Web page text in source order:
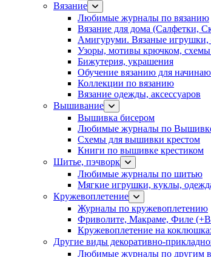
Вязание
Любимые журналы по вязанию
Вязание для дома (Салфетки,
Амигуруми. Вязаные игрушки,
Узоры, мотивы крючком, схемы
Бижутерия, украшения
Обучение вязанию для
Коллекции по вязанию
Вязание одежды, аксессуаров
Вышивание
Вышивка бисером
Любимые журналы по
Схемы для вышивки крестом
Книги по вышивке крестиком
Шитье, пэчворк
Любимые журналы по шитью
Мягкие игрушки, куклы,
Кружевоплетение
Журналы по кружевоплетению
Фриволите, Макраме, Филе
Кружевоплетение на
Другие виды декоративно-
Любимые журналы по другим